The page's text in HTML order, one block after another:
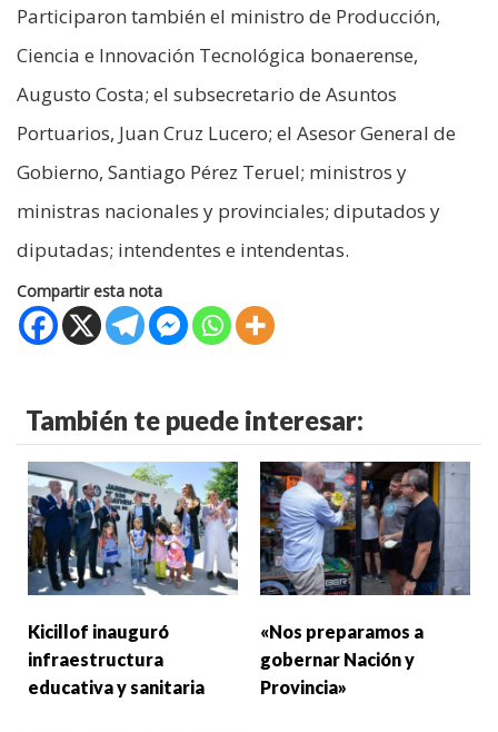
Participaron también el ministro de Producción,
Ciencia e Innovación Tecnológica bonaerense,
Augusto Costa; el subsecretario de Asuntos
Portuarios, Juan Cruz Lucero; el Asesor General de
Gobierno, Santiago Pérez Teruel; ministros y
ministras nacionales y provinciales; diputados y
diputadas; intendentes e intendentas.
Compartir esta nota
También te puede interesar:
Kicillof inauguró
infraestructura
educativa y sanitaria
«Nos preparamos a
gobernar Nación y
Provincia»